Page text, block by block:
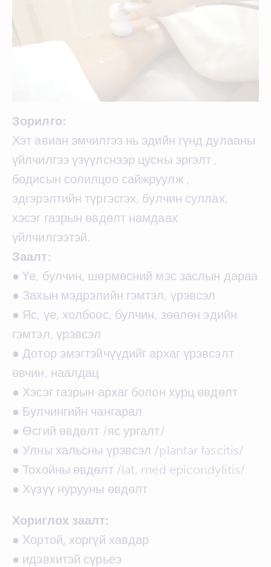
Зорилго:
Хэт авиан эмчилгээ нь эдийн гүнд дулааны
үйлчилгээ үзүүлснээр цусны эргэлт ,
бодисын солилцоо сайжруулж ,
эдгэрэлтийн түргэсгэх, булчин суллах,
хэсэг газрын өвдөлт намдаах
үйлчилгээтэй.
Заалт:
● Үе, булчин, шөрмөсний мэс заслын дараа
● Захын мэдрэлийн гэмтэл, үрэвсэл
● Яс, үе, холбоос, булчин, зөөлөн эдийн
гэмтэл, үрэвсэл
● Дотор эмэгтэйчүүдийг архаг үрэвсэлт
өвчин, наалдац
● Хэсэг газрын архаг болон хурц өвдөлт
● Булчингийн чангарал
● Өсгий өвдөлт /яс ургалт/
● Улны хальсны үрэвсэл /plantar fascitis/
● Тохойны өвдөлт /lat, med epicondylitis/
● Хүзүү нурууны өвдөлт
Хориглох заалт:
● Хортой, хоргүй хавдар
● идэвхитэй сүрьеэ